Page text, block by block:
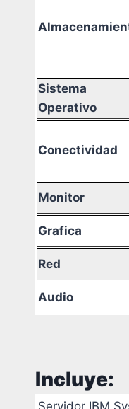
Sistema
Operativo
Conectividad
Monitor
Grafica
Red
Audio
Incluye:
Servidor IBM